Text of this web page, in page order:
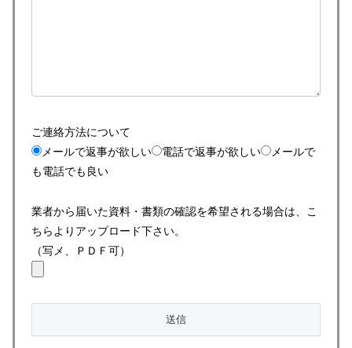
ご連絡方法について
メールで返事が欲しい
電話で返事が欲しい
メールで
も電話でも良い
業者から届いた資料・書類の確認を希望される場合は、こ
ちらよりアップロード下さい。
（写メ、ＰＤＦ可）